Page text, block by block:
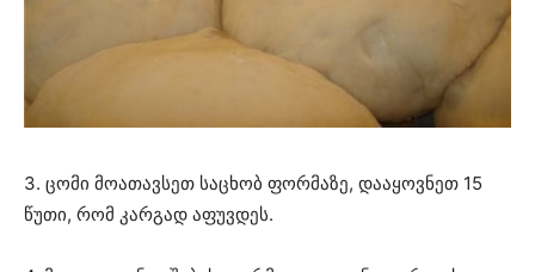
3. ცომი მოათავსეთ საცხობ ფორმაზე, დააყოვნეთ 15
წუთი, რომ კარგად აფუვდეს.